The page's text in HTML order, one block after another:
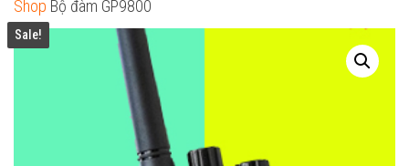
Shop Bộ đàm GP9800
Sale!